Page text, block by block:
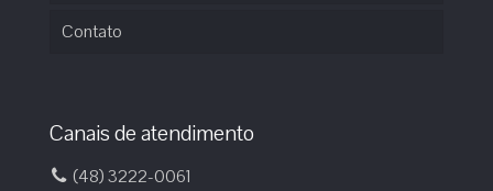
Contato
Canais de atendimento
(48) 3222-0061